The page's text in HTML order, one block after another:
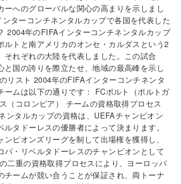
ーへのグローバルな関心の高まりを示しまし
ターコンチネンタルカップで各国を代表した
2004年のFIFAインターコンチネンタルカップ
ルトと南アメリカのオンセ・カルダスという2
それぞれの大陸を代表しました。この試合
と国の誇りを際立たせ、地域の最高峰を示し
リスト 2004年のFIFAインターコンチネンタ
ームは以下の通りです： FCポルト（ポルトガ
（コロンビア） チームの資格取得プロセス
ンタルカップの資格は、UEFAチャンピオン
タドーレスの優勝者によって決まります。
ピオンズリーグを制して出場権を獲得し、
パ・リベルタドーレスのチャンピオンとして
二重の資格取得プロセスにより、ヨーロッパ
チームが競い合うことが保証され、両トーナ